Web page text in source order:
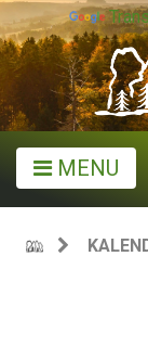
MENU